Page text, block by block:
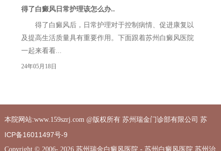
得了白癜风日常护理该怎么办..
得了白癜风后，日常护理对于控制病情、促进康复以
及提高生活质量具有重要作用。下面跟着苏州白癜风医院
一起来看看...
24年05月18日
本院网站:www.159szrj.com @版权所有 苏州瑞金门诊部有限公司 苏
ICP备16011497号-9
Copyright © 2006- 2026,苏州瑞金白癜风医院 - 苏州白癜风医院 苏州治